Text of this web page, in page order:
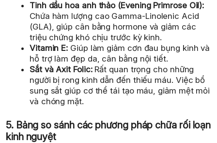
Tinh dầu hoa anh thảo (Evening Primrose Oil):
Chứa hàm lượng cao Gamma-Linolenic Acid
(GLA), giúp cân bằng hormone và giảm các
triệu chứng khó chịu trước kỳ kinh.
Vitamin E: Giúp làm giảm cơn đau bụng kinh và
hỗ trợ làm đẹp da, cân bằng nội tiết.
Sắt và Axit Folic:Rất quan trọng cho những
người bị rong kinh dẫn đến thiếu máu. Việc bổ
sung sắt giúp cơ thể tái tạo máu, giảm mệt mỏi
và chóng mặt.
5. Bảng so sánh các phương pháp chữa rối loạn
kinh nguyệt